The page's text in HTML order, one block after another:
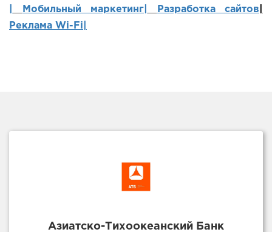
Мобильный маркетинг Разработка сайтов
Реклама Wi-Fi|
Азиатско-Тихоокеанский Банк